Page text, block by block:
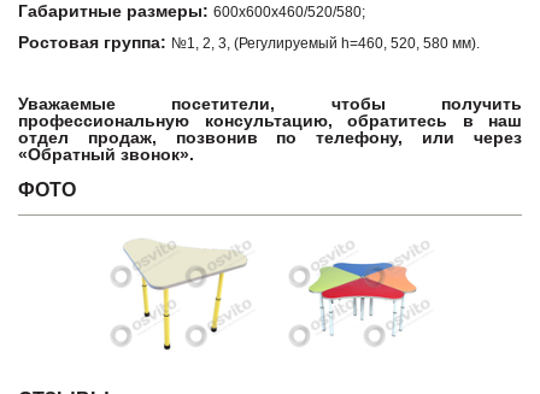
Габаритные размеры: 600х600х460/520/580;
Ростовая группа: №1, 2, 3, (Регулируемый h=460, 520, 580 мм).
Уважаемые посетители, чтобы получить
профессиональную консультацию, обратитесь в наш
отдел продаж, позвонив по телефону, или через
«Обратный звонок».
ФОТО